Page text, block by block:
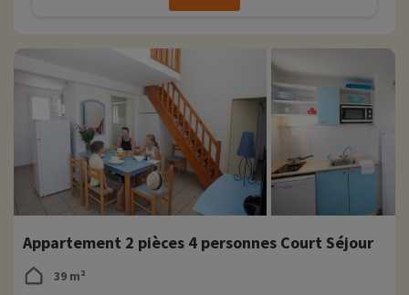
Appartement 2 pièces 4 personnes Court Séjour
39 m²